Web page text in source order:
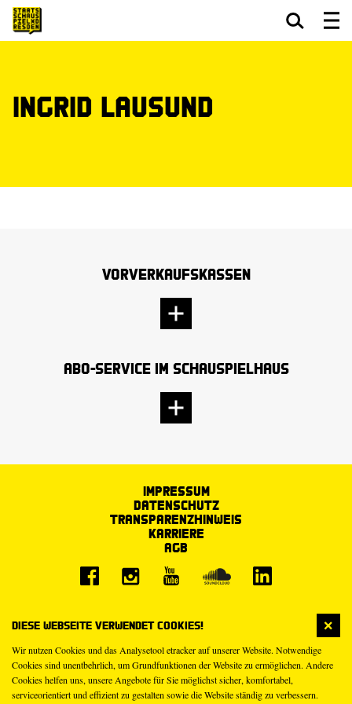
Diese Webseite verwendet Cookies!
Wir nutzen Cookies und das Analysetool etracker auf unserer Website. Notwendige
Cookies sind unentbehrlich, um Grundfunktionen der Website zu ermöglichen. Andere
Cookies helfen uns, unsere Angebote für Sie möglichst sicher, komfortabel,
serviceorientiert und effizient zu gestalten sowie die Website ständig zu verbessern.
Ingrid Lausund
Vorverkaufskassen
Abo-Service im Schauspielhaus
Impressum
Datenschutz
Transparenzhinweis
Karriere
AGB